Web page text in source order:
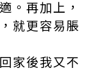
。再加上，
就更容易脹
家後我又不